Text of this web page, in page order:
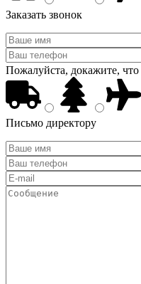
Заказать звонок
Пожалуйста, докажите,
Письмо директору